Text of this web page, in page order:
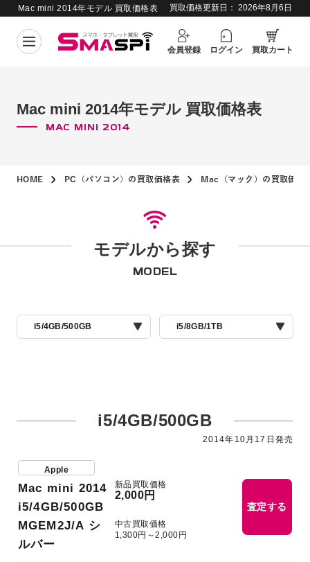
買取価格更新日： 2026年8月6日
Mac mini 2014年モデル 買取価格表
会員登録 ログイン 買取カート
Mac mini 2014年モデル 買取価格表
MAC MINI 2014
HOME PC（パソコン）の買取価格表 Mac（マック）の買取価格
モデルから探す
MODEL
i5/4GB/500GB i5/8GB/1TB
i5/4GB/500GB
2014年10月17日発売
Apple
Mac mini 2014
i5/4GB/500GB
MGEM2J/A シ
ルバー
新品買取価格
2,000円
中古買取価格
1,300円～2,000円
査定する